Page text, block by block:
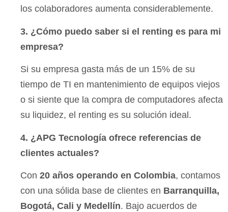
los colaboradores aumenta considerablemente.
3. ¿Cómo puedo saber si el renting es para mi
empresa?
Si su empresa gasta más de un 15% de su
tiempo de TI en mantenimiento de equipos viejos
o si siente que la compra de computadores afecta
su liquidez, el renting es su solución ideal.
4. ¿APG Tecnología ofrece referencias de
clientes actuales?
Con 20 años operando en Colombia, contamos
con una sólida base de clientes en Barranquilla,
Bogotá, Cali y Medellín. Bajo acuerdos de